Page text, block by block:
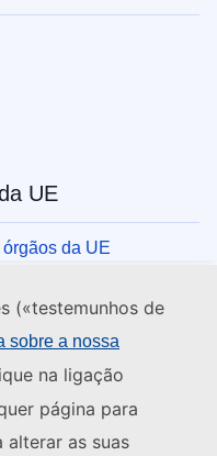
(«testemunhos de
sobre a nossa
na ligação
página para
alterar as suas
UE
da UE